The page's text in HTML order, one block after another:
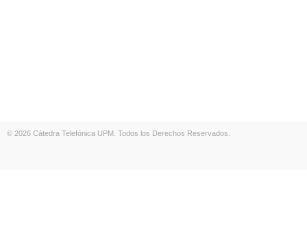
© 2026 Cátedra Telefónica UPM. Todos los Derechos Reservados.